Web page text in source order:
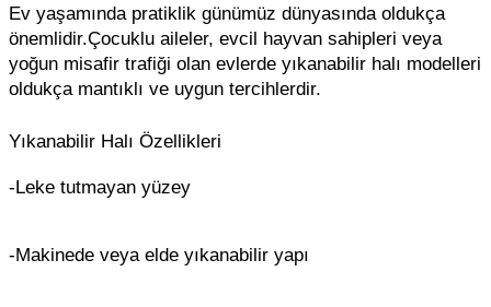
Ev yaşamında pratiklik günümüz dünyasında oldukça
önemlidir.Çocuklu aileler, evcil hayvan sahipleri veya
yoğun misafir trafiği olan evlerde yıkanabilir halı modelleri
oldukça mantıklı ve uygun tercihlerdir.
Yıkanabilir Halı Özellikleri
-Leke tutmayan yüzey
-Makinede veya elde yıkanabilir yapı